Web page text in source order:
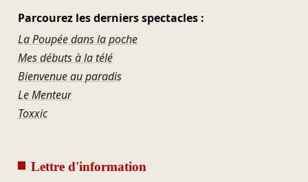
Parcourez les derniers spectacles :
La Poupée dans la poche
Mes débuts à la télé
Bienvenue au paradis
Le Menteur
Toxxic
Lettre d'information